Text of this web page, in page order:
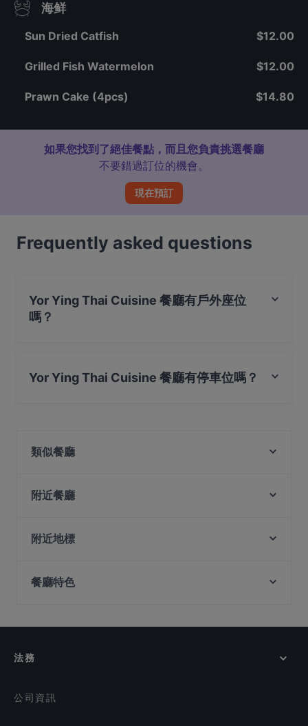
海鲜
Sun Dried Catfish $12.00
Grilled Fish Watermelon $12.00
Prawn Cake (4pcs) $14.80
如果您找到了絕佳餐點，而且您負責挑選餐廳
不要錯過訂位的機會。
現在預訂
Frequently asked questions
Yor Ying Thai Cuisine 餐廳有戶外座位
嗎？
Yor Ying Thai Cuisine 餐廳有停車位嗎？
類似餐廳
Pasta Grove
A-Poh Kitchen
Picotin Brewhaus - Rochester
附近餐廳
Arkadas Cafe & Restaurant
黄河麻辣美食 BFF FUSION FARE - KAP
Mehnaz Kitchen
附近地標
Peranakan Museum, 新加坡
餐廳特色
在 新加坡 的 環境舒適的餐廳
法務
公司資訊